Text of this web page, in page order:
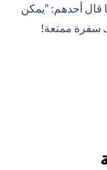
قال أحدهم: "يمكن
سفرة ممتعة!